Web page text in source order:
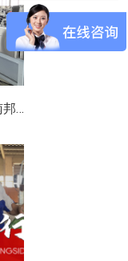
河南邦恩｜客商到访- 阿富汗客户走进河南邦恩车间实地洽谈合作